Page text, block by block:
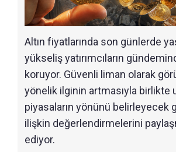
Altın fiyatlarında son günlerde
yükseliş yatırımcıların
koruyor. Güvenli liman olarak
yönelik ilginin artmasıyla birlikte
piyasaların yönünü belirleyecek
ilişkin değerlendirmelerini
ediyor.